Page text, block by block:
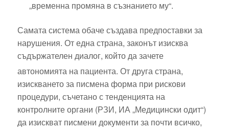
„временна промяна в съзнанието му“.
Самата система обаче създава предпоставки за
нарушения. От една страна, законът изисква
съдържателен диалог, който да зачете
автономията на пациента. От друга страна,
изискването за писмена форма при рискови
процедури, съчетано с тенденцията на
контролните органи (РЗИ, ИА „Медицински одит“)
да изискват писмени документи за почти всичко,